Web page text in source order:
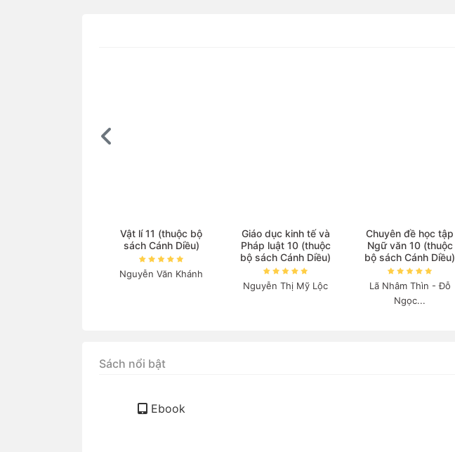
Vật lí 11 (thuộc bộ
sách Cánh Diều)
Nguyễn Văn Khánh
Giáo dục kinh tế và
Pháp luật 10 (thuộc
bộ sách Cánh Diều)
Nguyễn Thị Mỹ Lộc
Chuyên đề học tập
Ngữ văn 10 (thuộc
bộ sách Cánh Diều)
Lã Nhâm Thìn - Đỗ
Ngọc...
Sách nổi bật
Ebook